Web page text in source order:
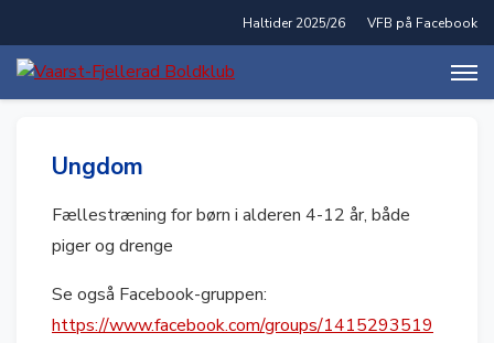
​​Haltider 2025/26 VFB på Facebook
Ungdom
Fællestræning for børn i alderen 4-12 år, både
piger og drenge
Se også Facebook-gruppen:
https://www.facebook.com/groups/1415293519